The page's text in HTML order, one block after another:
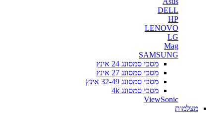
DELL
HP
LENOVO
LG
Mag
SAMSUNG
מסכי סמסונג 24 אינץ
מסכי סמסונג 27 אינץ
מסכי סמסונג 32-49 אינץ
מסכי סמסונג 4k
ViewSonic
מצלמות